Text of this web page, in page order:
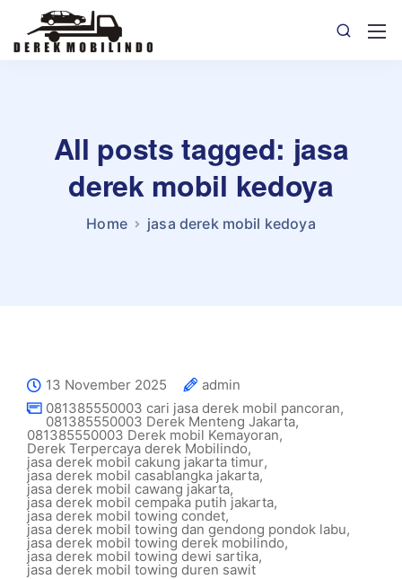
All posts tagged: jasa
derek mobil kedoya
Home jasa derek mobil kedoya
13 November 2025
admin
081385550003 cari jasa derek mobil pancoran,
081385550003 Derek Menteng Jakarta,
081385550003 Derek mobil Kemayoran,
Derek Terpercaya derek Mobilindo,
jasa derek mobil cakung jakarta timur,
jasa derek mobil casablangka jakarta,
jasa derek mobil cawang jakarta,
jasa derek mobil cempaka putih jakarta,
jasa derek mobil towing condet,
jasa derek mobil towing dan gendong pondok labu,
jasa derek mobil towing derek mobilindo,
jasa derek mobil towing dewi sartika,
jasa derek mobil towing duren sawit